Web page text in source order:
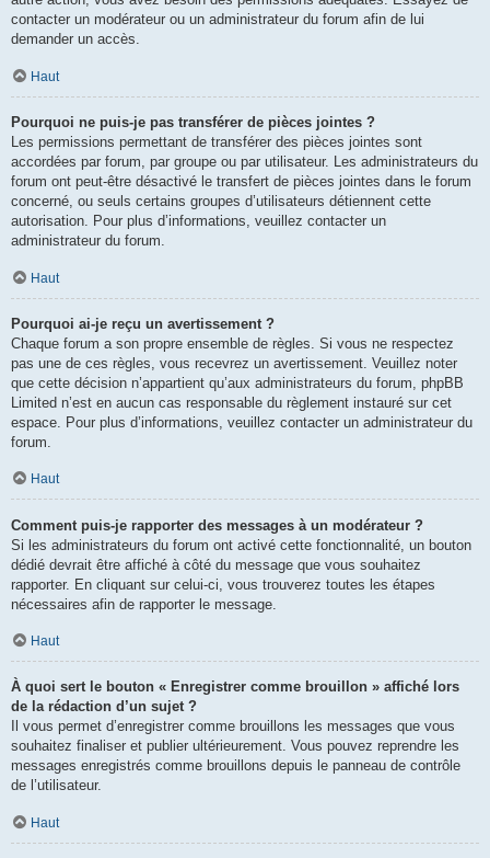
contacter un modérateur ou un administrateur du forum afin de lui
demander un accès.
Haut
Pourquoi ne puis-je pas transférer de pièces jointes ?
Les permissions permettant de transférer des pièces jointes sont
accordées par forum, par groupe ou par utilisateur. Les administrateurs du
forum ont peut-être désactivé le transfert de pièces jointes dans le forum
concerné, ou seuls certains groupes d’utilisateurs détiennent cette
autorisation. Pour plus d’informations, veuillez contacter un
administrateur du forum.
Haut
Pourquoi ai-je reçu un avertissement ?
Chaque forum a son propre ensemble de règles. Si vous ne respectez
pas une de ces règles, vous recevrez un avertissement. Veuillez noter
que cette décision n’appartient qu’aux administrateurs du forum, phpBB
Limited n’est en aucun cas responsable du règlement instauré sur cet
espace. Pour plus d’informations, veuillez contacter un administrateur du
forum.
Haut
Comment puis-je rapporter des messages à un modérateur ?
Si les administrateurs du forum ont activé cette fonctionnalité, un bouton
dédié devrait être affiché à côté du message que vous souhaitez
rapporter. En cliquant sur celui-ci, vous trouverez toutes les étapes
nécessaires afin de rapporter le message.
Haut
À quoi sert le bouton « Enregistrer comme brouillon » affiché lors
de la rédaction d’un sujet ?
Il vous permet d’enregistrer comme brouillons les messages que vous
souhaitez finaliser et publier ultérieurement. Vous pouvez reprendre les
messages enregistrés comme brouillons depuis le panneau de contrôle
de l’utilisateur.
Haut